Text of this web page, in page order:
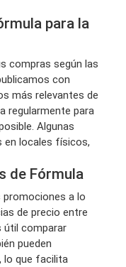
para la
compras según las
con
más relevantes de
regularmente para
Algunas
en locales físicos,
de Fórmula
promociones a lo
de precio entre
comparar
pueden
lo que facilita